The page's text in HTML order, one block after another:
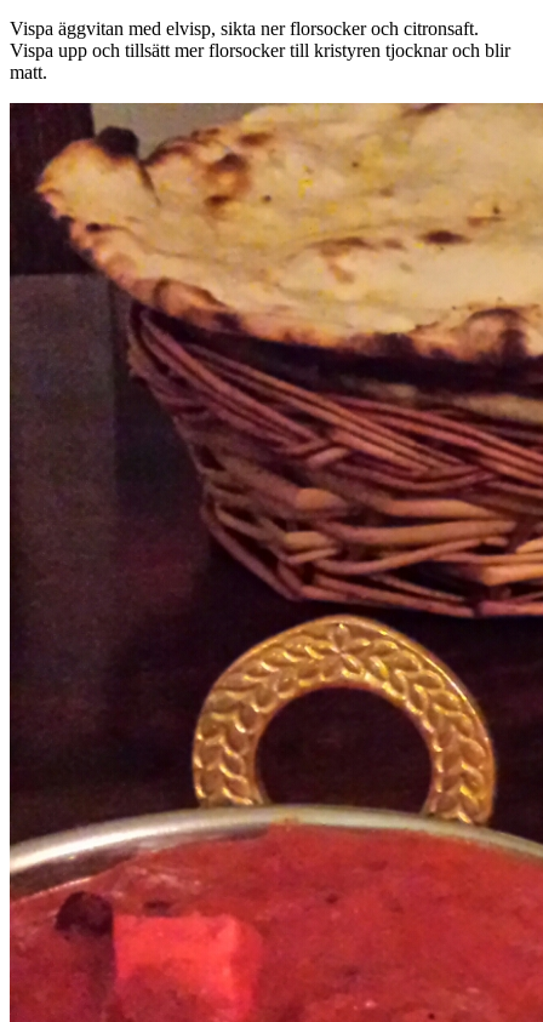
Vispa äggvitan med elvisp, sikta ner florsocker och citronsaft.
Vispa upp och tillsätt mer florsocker till kristyren tjocknar och blir
matt.